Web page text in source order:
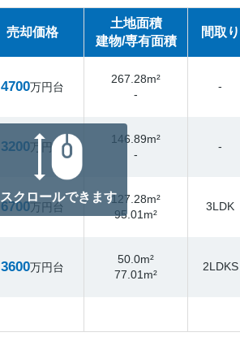
スクロールできます
売却価格
土地面積
建物/専有面積
間取り
4700万円台
267.28m²
-
-
3200万円台
146.89m²
-
-
6700万円台
127.28m²
95.01m²
3LDK
3600万円台
50.0m²
77.01m²
2LDKS
-